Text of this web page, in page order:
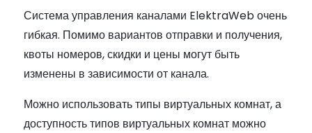
Система управления каналами ElektraWeb очень
гибкая. Помимо вариантов отправки и получения,
квоты номеров, скидки и цены могут быть
изменены в зависимости от канала.
Можно использовать типы виртуальных комнат, а
доступность типов виртуальных комнат можно